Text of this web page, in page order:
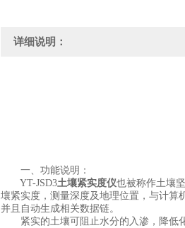
详细说明：
一、功能说明：
YT-JSD3土壤紧实度仪也被称作土壤
壤紧实度，测量深度及地理位置，与计算
并且自动生成相关数据链。
紧实的土壤可阻止水分的入渗，降低化